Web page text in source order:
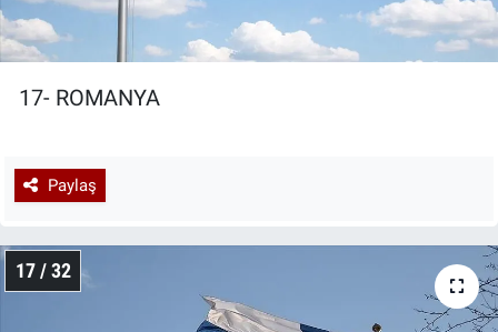
17- ROMANYA
Paylaş
17 / 32